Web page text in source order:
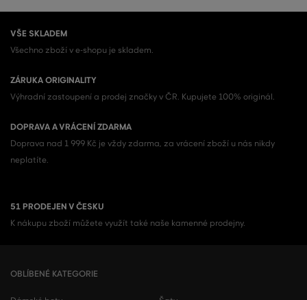
VŠE SKLADEM
Všechno zboží v e-shopu je skladem.
ZÁRUKA ORIGINALITY
Výhradní zastoupení a prodej značky v ČR. Kupujete 100% originál.
DOPRAVA A VRÁCENÍ ZDARMA
Doprava nad 1 999 Kč je vždy zdarma, za vrácení zboží u nás nikdy
neplatíte.
51 PRODEJEN V ČESKU
K nákupu zboží můžete využít také naše kamenné prodejny.
OBLÍBENÉ KATEGORIE